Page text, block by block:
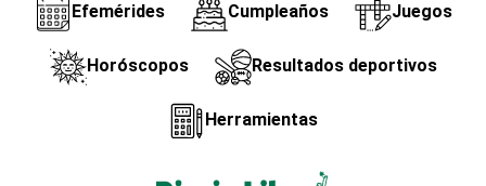
Efemérides Cumpleaños Juegos
Horóscopos Resultados deportivos
Herramientas